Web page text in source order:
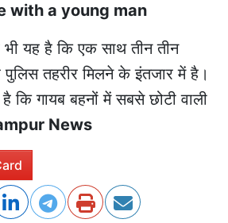
with a young man
यह है कि एक साथ तीन तीन
तहरीर मिलने के इंतजार में है।
है कि गायब बहनों में सबसे छोटी वाली
News